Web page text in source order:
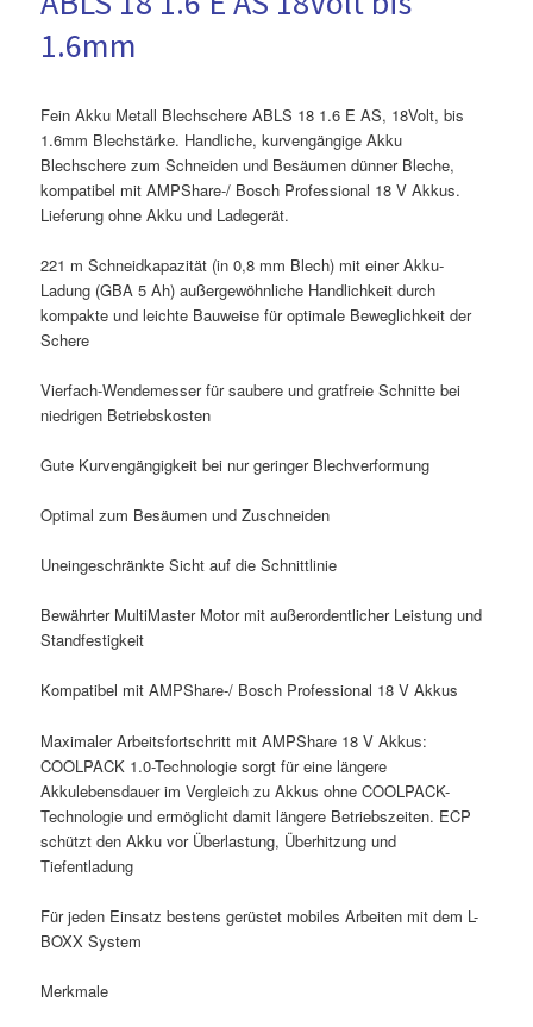
1.6mm
Fein Akku Metall Blechschere ABLS 18 1.6 E AS, 18Volt, bis
1.6mm Blechstärke. Handliche, kurvengängige Akku
Blechschere zum Schneiden und Besäumen dünner Bleche,
kompatibel mit AMPShare-/ Bosch Professional 18 V Akkus.
Lieferung ohne Akku und Ladegerät.
221 m Schneidkapazität (in 0,8 mm Blech) mit einer Akku-
Ladung (GBA 5 Ah) außergewöhnliche Handlichkeit durch
kompakte und leichte Bauweise für optimale Beweglichkeit der
Schere
Vierfach-Wendemesser für saubere und gratfreie Schnitte bei
niedrigen Betriebskosten
Gute Kurvengängigkeit bei nur geringer Blechverformung
Optimal zum Besäumen und Zuschneiden
Uneingeschränkte Sicht auf die Schnittlinie
Bewährter MultiMaster Motor mit außerordentlicher Leistung und
Standfestigkeit
Kompatibel mit AMPShare-/ Bosch Professional 18 V Akkus
Maximaler Arbeitsfortschritt mit AMPShare 18 V Akkus:
COOLPACK 1.0-Technologie sorgt für eine längere
Akkulebensdauer im Vergleich zu Akkus ohne COOLPACK-
Technologie und ermöglicht damit längere Betriebszeiten. ECP
schützt den Akku vor Überlastung, Überhitzung und
Tiefentladung
Für jeden Einsatz bestens gerüstet mobiles Arbeiten mit dem L-
BOXX System
Merkmale